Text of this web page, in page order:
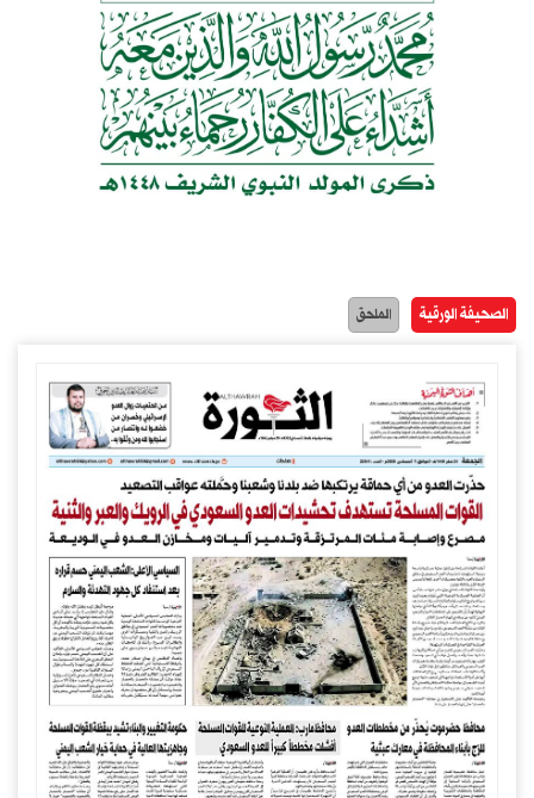
الصحيفة الورقية الملحق